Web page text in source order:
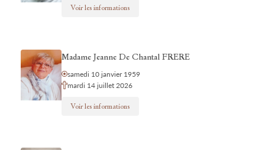
Voir les informations
Madame Jeanne De Chantal FRERE
samedi 10 janvier 1959
mardi 14 juillet 2026
Voir les informations